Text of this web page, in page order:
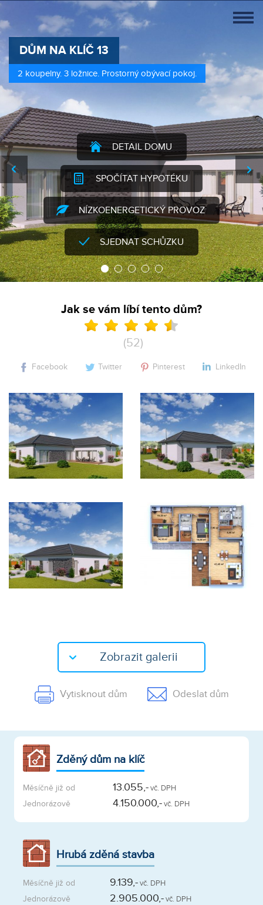
DETAIL DOMU
SPOČÍTAT HYPOTÉKU
NÍZKOENERGETICKÝ PROVOZ
SJEDNAT SCHŮZKU
Jak se vám líbí tento dům?
(52)
Facebook Twitter Pinterest LinkedIn
Zobrazit galerii
Vytisknout dům Odeslat dům
Zděný dům na klíč
Měsíčně již od 13.055,-vč. DPH
Jednorázově 4.150.000,-vč. DPH
Hrubá zděná stavba
Měsíčně již od 9.139,-vč. DPH
Jednorázově 2.905.000,-vč. DPH